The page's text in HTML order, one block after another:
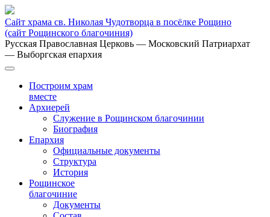
Сайт храма св. Николая Чудотворца в посёлке Рощино
(сайт Рощинского благочиния)
Русская Православная Церковь — Московский Патриархат
— Выборгская епархия
Построим храм
вместе
Архиерей
Служение в Рощинском благочинии
Биография
Епархия
Официальные документы
Структура
История
Рощинское
благочиние
Документы